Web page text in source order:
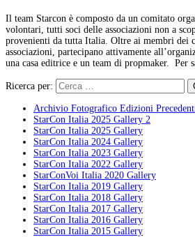
Il team Starcon è composto da un comitato
volontari, tutti soci delle associazioni non a
provenienti da tutta Italia. Oltre ai membri
associazioni, partecipano attivamente
una casa editrice e un team di propmaker. Per
Ricerca per:
Archivio Fotografico Edizioni
StarCon Italia 2025 Gallery 2
StarCon Italia 2025 Gallery
StarCon Italia 2024 Gallery
StarCon Italia 2023 Gallery
StarCon Italia 2022 Gallery
StarConVoi Italia 2020 Gallery
StarCon Italia 2019 Gallery
StarCon Italia 2018 Gallery
StarCon Italia 2017 Gallery
StarCon Italia 2016 Gallery
StarCon Italia 2015 Gallery